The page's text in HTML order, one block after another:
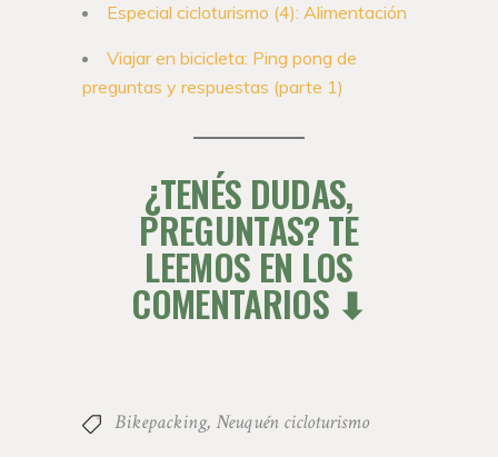
Especial cicloturismo (4): Alimentación
Viajar en bicicleta: Ping pong de
preguntas y respuestas (parte 1)
¿TENÉS DUDAS,
PREGUNTAS? TE
LEEMOS EN LOS
COMENTARIOS ⬇
Bikepacking, Neuquén cicloturismo